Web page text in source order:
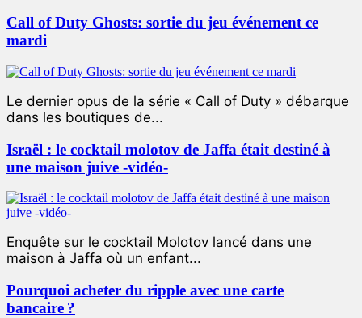
Call of Duty Ghosts: sortie du jeu événement ce
mardi
Le dernier opus de la série « Call of Duty » débarque
dans les boutiques de...
Israël : le cocktail molotov de Jaffa était destiné à
une maison juive -vidéo-
Enquête sur le cocktail Molotov lancé dans une
maison à Jaffa où un enfant...
Pourquoi acheter du ripple avec une carte
bancaire ?